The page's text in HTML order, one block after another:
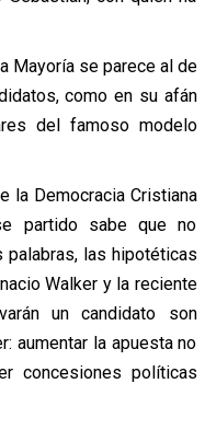
Mayoría se parece al de
como en su afán
del famoso modelo
la Democracia Cristiana
partido sabe que no
palabras, las hipotéticas
Walker y la reciente
un candidato son
aumentar la apuesta no
concesiones políticas